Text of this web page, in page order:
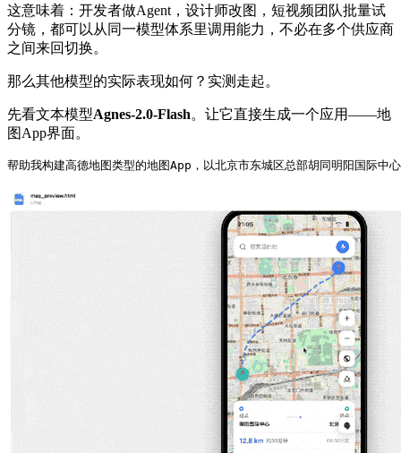
这意味着：开发者做Agent，设计师改图，短视频团队批量试
分镜，都可以从同一模型体系里调用能力，不必在多个供应商
之间来回切换。
那么其他模型的实际表现如何？实测走起。
先看文本模型Agnes-2.0-Flash。让它直接生成一个应用——地
图App界面。
帮助我构建高德地图类型的地图App，以北京市东城区总部胡同明阳国际